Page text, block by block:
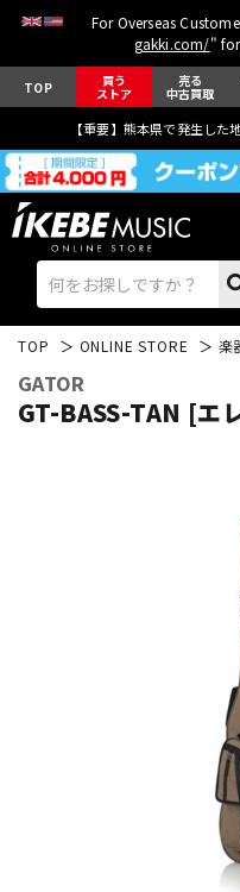
For Overseas
gakki.com/"
TOP 買う
ストア
売る
中古買取
【重要】熊本県で発生し
TOP ONLINE STORE 楽
GATOR
GT-BASS-TAN [エ